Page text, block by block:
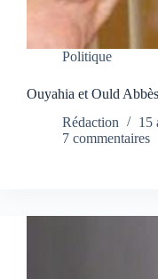
Politique
Ouyahia et Ould
Rédaction
15
7 commentaires